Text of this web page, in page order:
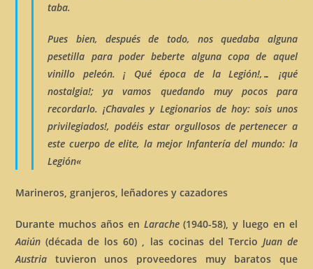
taba.
Pues bien, después de todo, nos quedaba alguna
pesetilla para poder beberte alguna copa de aquel
vinillo peleón. ¡ Qué época de la Legión!,… ¡qué
nostalgia!; ya vamos quedando muy pocos para
recordarlo. ¡Chavalesy Legionarios de hoy: sois unos
privilegiados!, podéis estar orgullosos de pertenecer a
este cuerpo de elite, la mejor Infantería del mundo: la
Legión«
Marineros, granjeros, leñadores y cazadores
Durante muchos años en Larache(1940-58), y luego en el
Aaiún (década de los 60) , las cocinas del Tercio Juan de
Austria tuvieron unos proveedores muy baratos que